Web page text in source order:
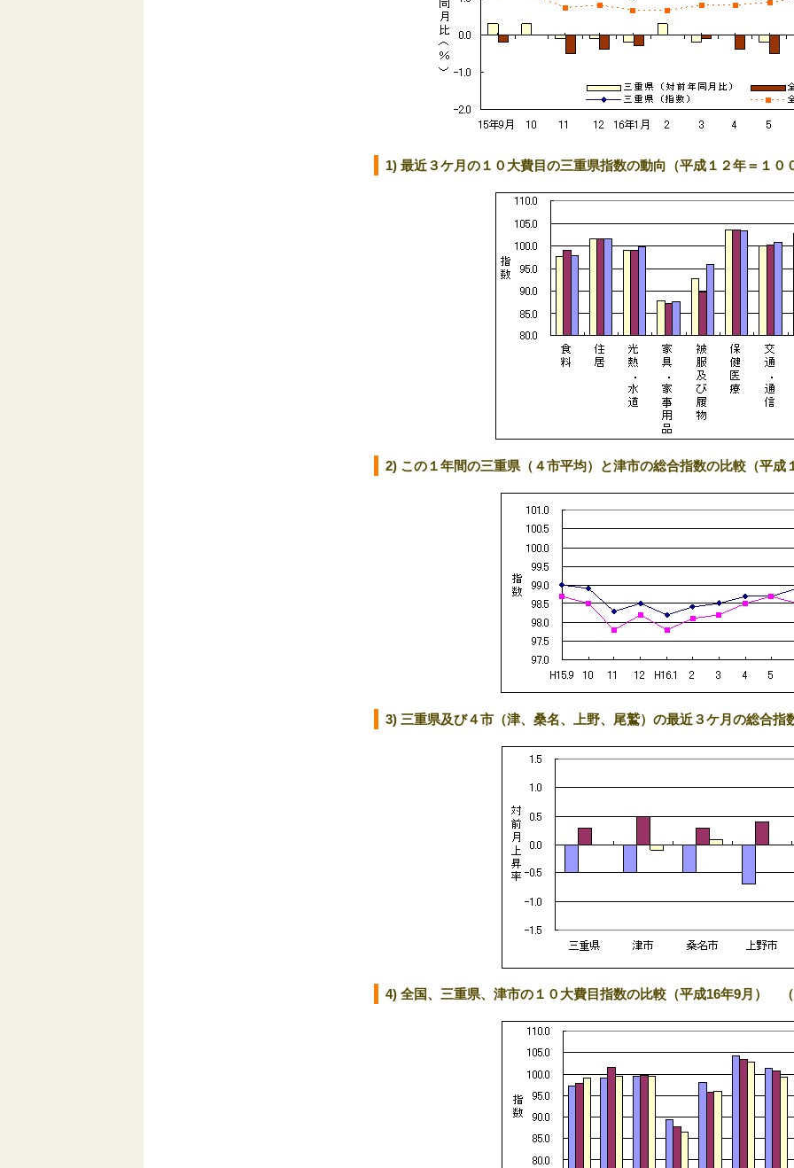
1) 最近３ケ月の１０大費目の三重県指数の動向（平成１２年＝１０
2) この１年間の三重県（４市平均）と津市の総合指数の比較（平成
3) 三重県及び４市（津、桑名、上野、尾鷲）の最近３ケ月の総合指
4) 全国、三重県、津市の１０大費目指数の比較（平成16年9月）